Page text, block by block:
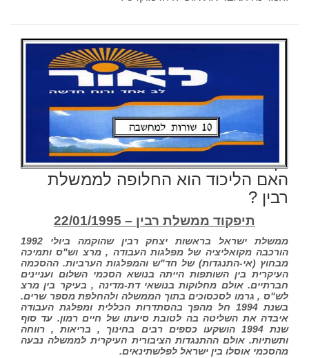
האם הליכוד הוא החלופה לממשלת
רבין ?
תיפקוד ממשלת רבין – 22/01/1995
ממשלת ישראל בראשות יצחק רבין שהוקמה ביולי 1992
הורכבה מקואליציה של מפלגות העבודה , מרצ וש"ס ותמיכה
מבחוץ (אי-התנגדות) של חד"ש והמפלגות הערביות. ההסכמה
העיקרית בין השותפות הייתה בנושא הסכמי השלום ועניינים
חברתיים. אולם מחלוקות בנושאי דת-מדינה , בעיקר בין מרצ
לש"ס , גרמו לסכסוכים בתוך הממשלה ולהחלפת מספר שרים.
בשנת 1994 חל מהפך בהסתדרות הכללית ומפלגת העבודה
איבדה את השליטה בה לטובת סיעתו של חיים רמון. עד סוף
שנת 1994 הושקעו כספים רבים בחינוך , בריאות , רווחה
ותשתיות. אולם ההתנגדות הציבורית העיקרית לממשלה נבעה
מהסכמי אוסלו בין ישראל לפלשתינאים.